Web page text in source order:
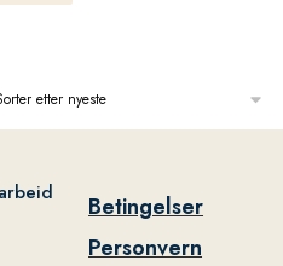
Betingelser
Personvern